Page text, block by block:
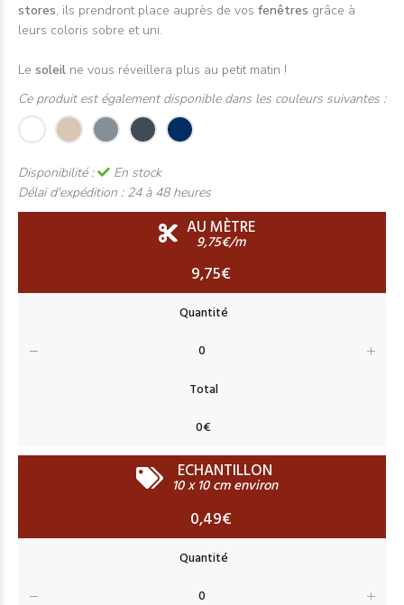
stores, ils prendront place auprès de vos fenêtres grâce à
leurs coloris sobre et uni.
Le soleil ne vous réveillera plus au petit matin !
Ce produit est également disponible dans les couleurs suivantes :
Disponibilité :
En stock
Délai d'expédition : 24 à 48 heures
AU MÈTRE
9,75€/m
9,75€
ECHANTILLON
10 x 10 cm environ
0,49€